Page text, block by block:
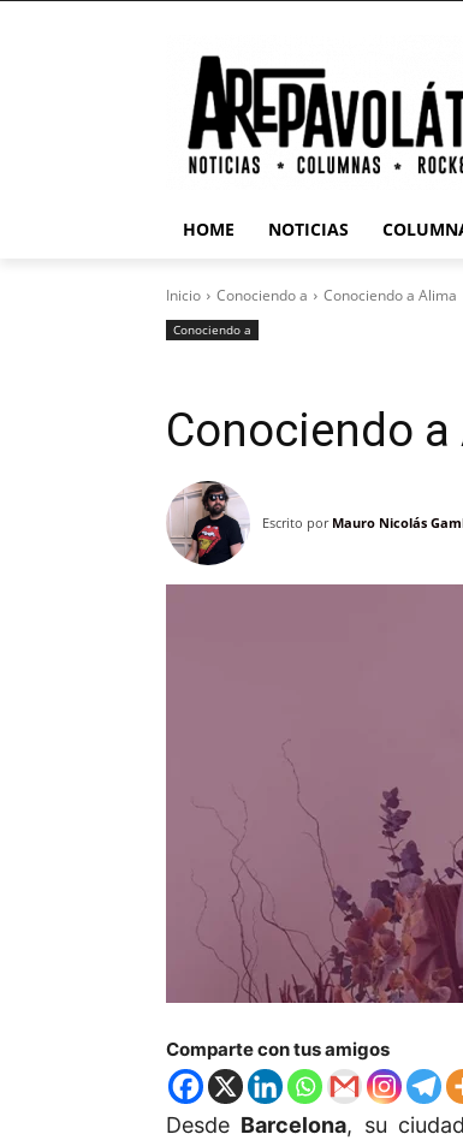
HOME NOTICIAS
Inicio Conociendo a Conociendo a Alima
Conociendo a
Conociendo a
Escrito por Mauro Nicolás
Comparte con tus amigos
Desde Barcelona, su